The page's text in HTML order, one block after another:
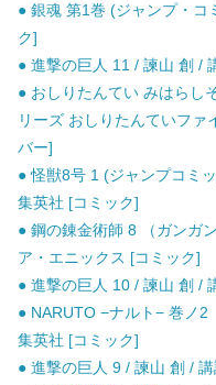
● 銀魂 第1巻 (ジャンプ・コ
ク]
● 進撃の巨人 11 / 諫山 創 /
● おしりたんてい みはらし
リーズ おしりたんていファ
バー]
● 怪獣8号 1 (ジャンプコミ
集英社 [コミック]
● 鋼の錬金術師 8 （ガンガ
ア・エニックス [コミック]
● 進撃の巨人 10 / 諫山 創 /
● NARUTO −ナルト− 巻ノ2
集英社 [コミック]
● 進撃の巨人 9 / 諫山 創 /